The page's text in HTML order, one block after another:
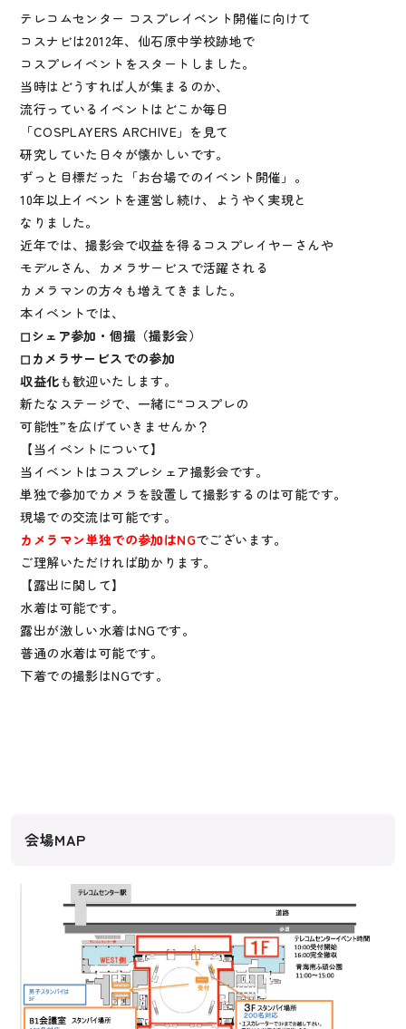
テレコムセンター コスプレイベント開催に向けて
コスナビは2012年、仙石原中学校跡地で
コスプレイベントをスタートしました。
当時はどうすれば人が集まるのか、
流行っているイベントはどこか毎日
「COSPLAYERS ARCHIVE」を見て
研究していた日々が懐かしいです。
ずっと目標だった「お台場でのイベント開催」。
10年以上イベントを運営し続け、ようやく実現と
なりました。
近年では、撮影会で収益を得るコスプレイヤーさんや
モデルさん、カメラサービスで活躍される
カメラマンの方々も増えてきました。
本イベントでは、
◻︎シェア参加・個撮（撮影会）
◻︎カメラサービスでの参加
収益化も歓迎いたします。
新たなステージで、一緒に“コスプレの
可能性”を広げていきませんか？
【当イベントについて】
当イベントはコスプレシェア撮影会です。
単独で参加でカメラを設置して撮影するのは可能です。
現場での交流は可能です。
カメラマン単独での参加はNGでございます。
ご理解いただければ助かります。
【露出に関して】
水着は可能です。
露出が激しい水着はNGです。
普通の水着は可能です。
下着での撮影はNGです。
会場MAP